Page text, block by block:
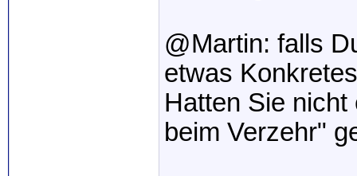
@Martin: falls
etwas
Hatten Sie
beim Verzehr"